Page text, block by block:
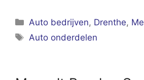
Categorieën
Auto bedrijven, Drenthe,
Tags
Auto onderdelen